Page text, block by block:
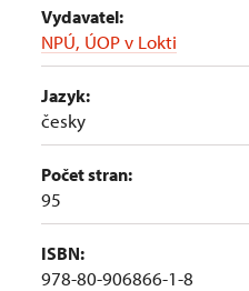
Vydavatel:
NPÚ, ÚOP v Lokti
Jazyk:
česky
Počet stran:
95
ISBN:
978-80-906866-1-8